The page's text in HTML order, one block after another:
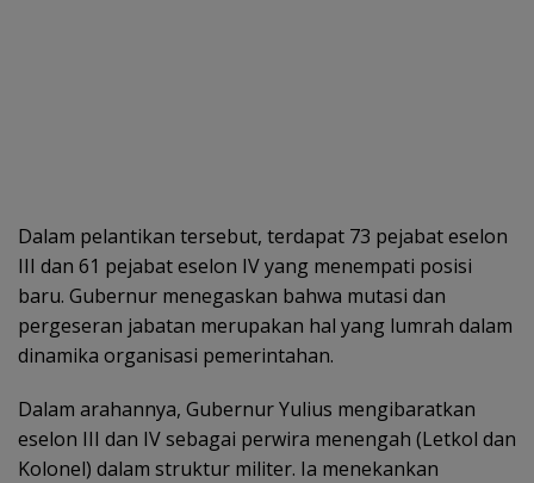
Dalam pelantikan tersebut, terdapat 73 pejabat eselon
III dan 61 pejabat eselon IV yang menempati posisi
baru. Gubernur menegaskan bahwa mutasi dan
pergeseran jabatan merupakan hal yang lumrah dalam
dinamika organisasi pemerintahan.
Dalam arahannya, Gubernur Yulius mengibaratkan
eselon III dan IV sebagai perwira menengah (Letkol dan
Kolonel) dalam struktur militer. Ia menekankan